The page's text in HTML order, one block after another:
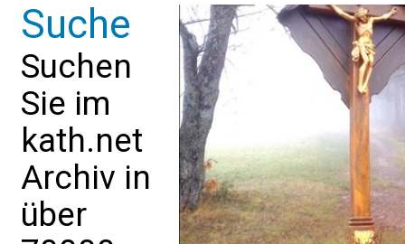
Suche
Suchen
Sie im
kath.net
Archiv in
über